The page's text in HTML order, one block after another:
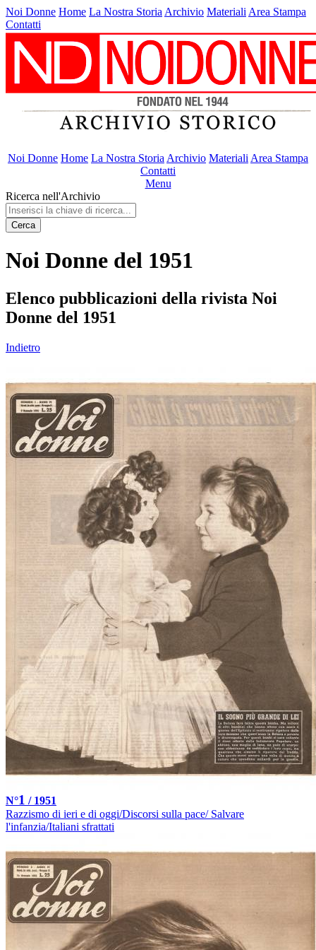
Noi Donne Home La Nostra Storia Archivio Materiali Area Stampa
Contatti
Noi Donne Home La Nostra Storia Archivio Materiali Area Stampa
Contatti
Menu
Ricerca nell'Archivio
Cerca
Noi Donne del 1951
Elenco pubblicazioni della rivista Noi
Donne del 1951
Indietro
N°1 / 1951
Razzismo di ieri e di oggi/Discorsi sulla pace/ Salvare
l'infanzia/Italiani sfrattati